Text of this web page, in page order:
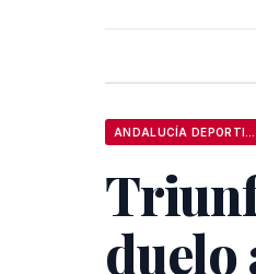
duelo